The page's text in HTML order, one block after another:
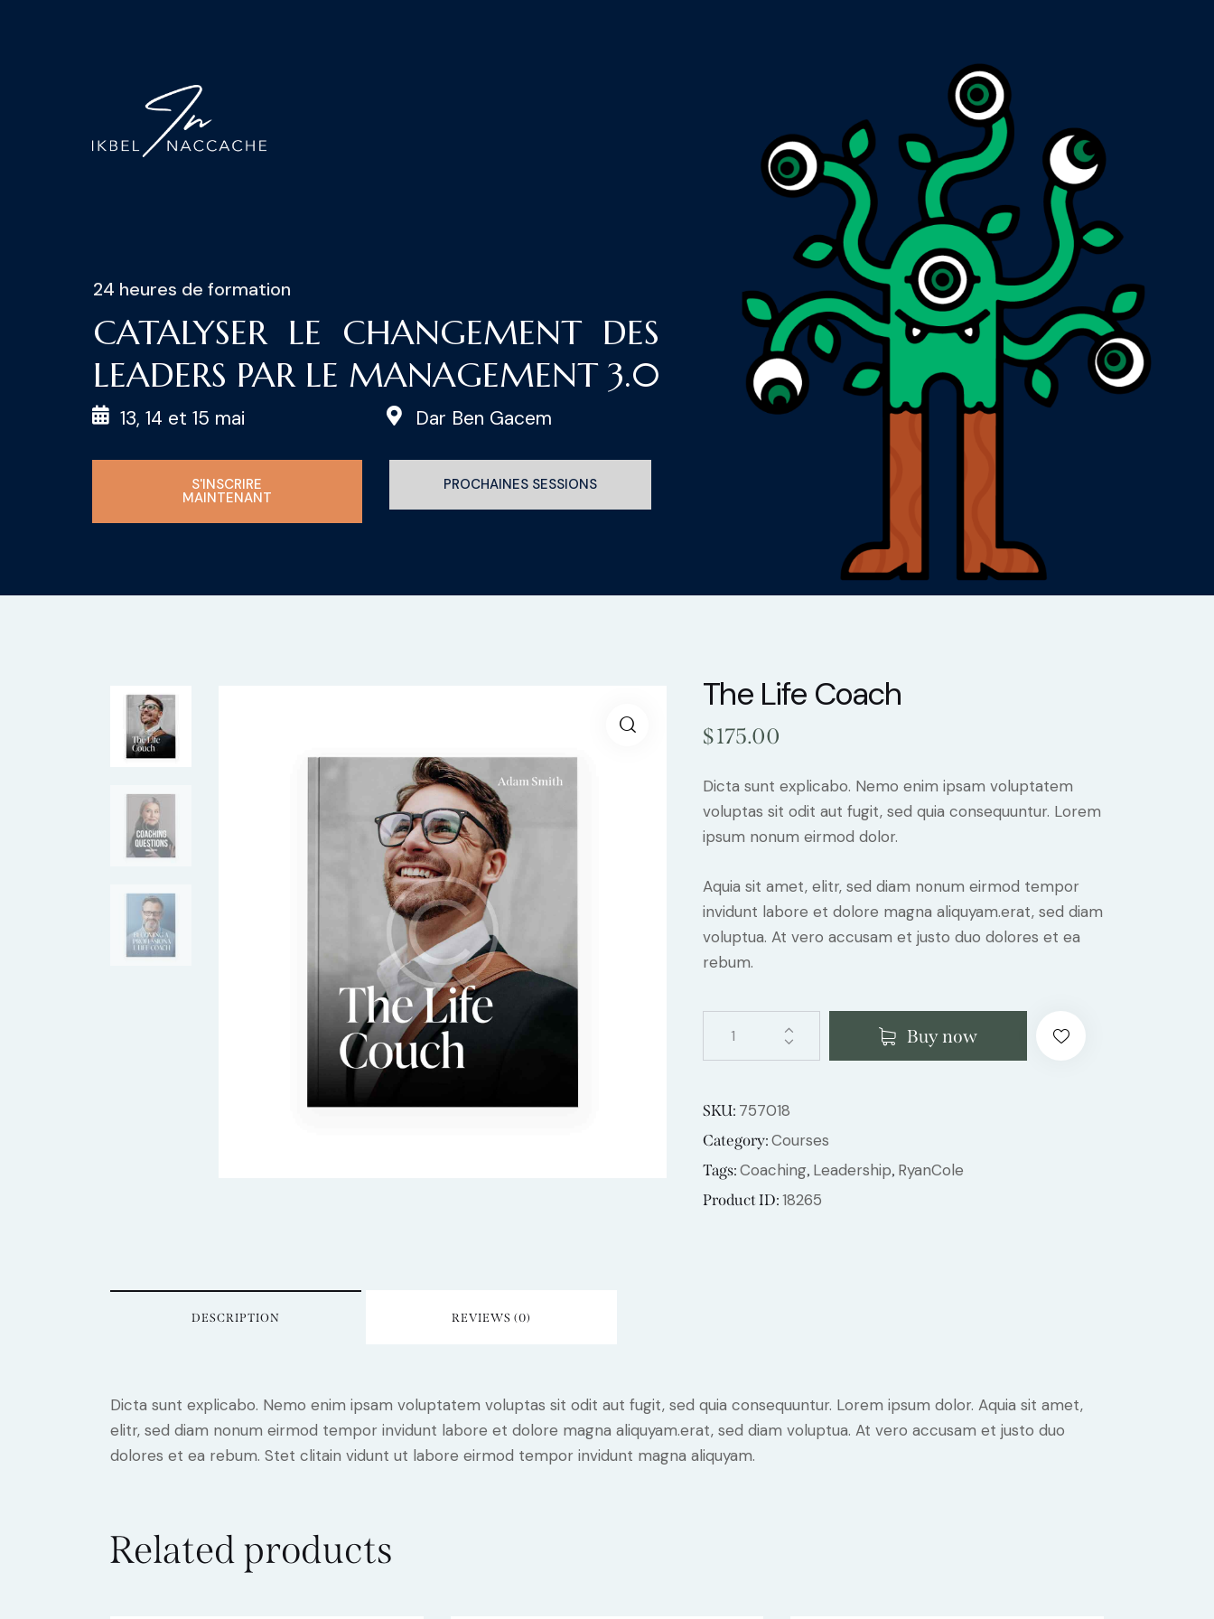
24 heures de formation
CATALYSER LE CHANGEMENT DES
LEADERS PAR LE MANAGEMENT 3.0
13, 14 et 15 mai Dar Ben Gacem
S'INSCRIRE
MAINTENANT
PROCHAINES SESSIONS
The Life Coach
$175.00
Dicta sunt explicabo. Nemo enim ipsam voluptatem
voluptas sit odit aut fugit, sed quia consequuntur. Lorem
ipsum nonum eirmod dolor.
Aquia sit amet, elitr, sed diam nonum eirmod tempor
invidunt labore et dolore magna aliquyam.erat, sed diam
voluptua. At vero accusam et justo duo dolores et ea
rebum.
Buy now
SKU: 757018
Category:Courses
Tags:Coaching, Leadership, RyanCole
Product ID:18265
DESCRIPTION REVIEWS (0)
Dicta sunt explicabo. Nemo enim ipsam voluptatem voluptas sit odit aut fugit, sed quia consequuntur. Lorem ipsum dolor. Aquia sit amet,
elitr, sed diam nonum eirmod tempor invidunt labore et dolore magna aliquyam.erat, sed diam voluptua. At vero accusam et justo duo
dolores et ea rebum. Stet clitain vidunt ut labore eirmod tempor invidunt magna aliquyam.
Related products